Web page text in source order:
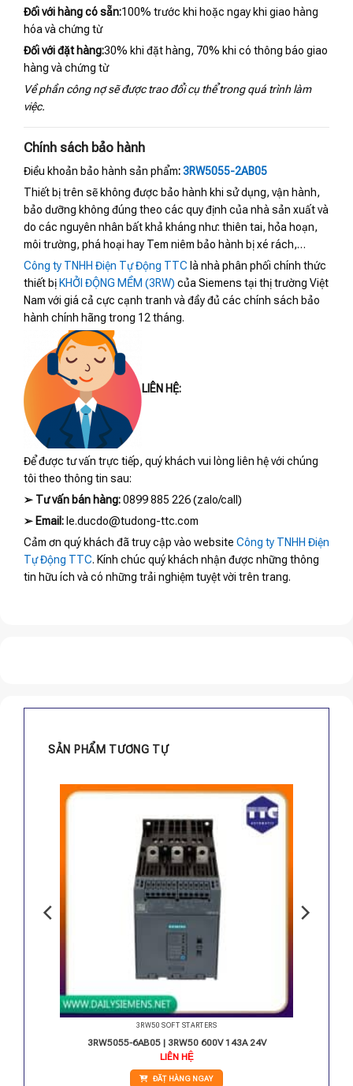
Đối với hàng có sẵn:100% trước khi hoặc ngay khi giao hàng
hóa và chứng từ
Đối với đặt hàng:30% khi đặt hàng, 70% khi có thông báo giao
hàng và chứng từ
Về phần công nợ sẽ được trao đổi cụ thể trong quá trình làm
việc.
Chính sách bảo hành
Điều khoản bảo hành sản phẩm:3RW5055-2AB05
Thiết bị trên sẽ không được bảo hành khi sử dụng, vận hành,
bảo dưỡng không đúng theo các quy định của nhà sản xuất và
do các nguyên nhân bất khả kháng như: thiên tai, hỏa hoạn,
môi trường, phá hoại hay Tem niêm bảo hành bị xé rách,…
Công ty TNHH Điện Tự Động TTC là nhà phân phối chính thức
thiết bị KHỞI ĐỘNG MỀM (3RW) của Siemens tại thị trường Việt
Nam với giá cả cực cạnh tranh và đầy đủ các chính sách bảo
hành chính hãng trong 12 tháng.
LIÊN HỆ:
Để được tư vấn trực tiếp, quý khách vui lòng liên hệ với chúng
tôi theo thông tin sau:
➢ Tư vấn bán hàng:0899 885 226 (zalo/call)
➢ Email: le.ducdo@tudong-ttc.com
Cảm ơn quý khách đã truy cập vào website Công ty TNHH Điện
Tự Động TTC. Kính chúc quý khách nhận được những thông
tin hữu ích và có những trải nghiệm tuyệt vời trên trang.
SẢN PHẨM TƯƠNG TỰ
3RW50 SOFT STARTERS
3RW5055-6AB05 | 3RW50 600V 143A 24V
LIÊN HỆ
ĐẶT HÀNG NGAY